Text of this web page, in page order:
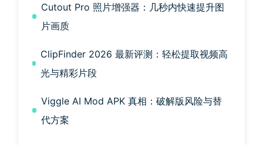
Cutout Pro 照片增强器：几秒内快速提升图
片画质
ClipFinder 2026 最新评测：轻松提取视频高
光与精彩片段
Viggle AI Mod APK 真相：破解版风险与替
代方案